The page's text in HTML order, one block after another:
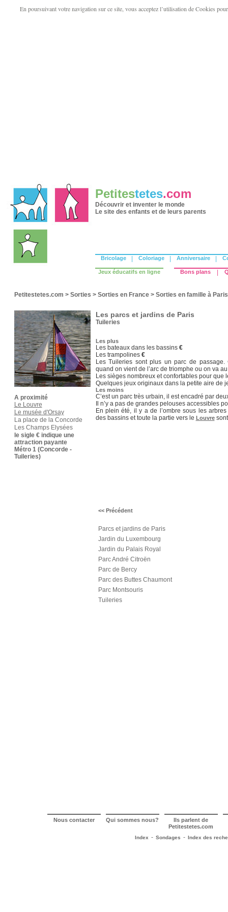
En poursuivant votre navigation sur ce site, vous acceptez l’utilisation de Cookies
Petitestetes.com
Découvrir et inventer le monde
Le site des enfants et de leurs parents
Bricolage Coloriage Anniversaire
Jeux éducatifs en ligne Bons plans
Petitestetes.com > Sorties > Sorties en France > Sorties en famille à
A proximité
Le Louvre
Le musée d'Orsay
La place de la Concorde
Les Champs Elysées
le sigle € indique une
attraction payante
Métro 1 (Concorde -
Tuileries)
Les parcs et jardins de Paris
Tuileries
Les plus
Les bateaux dans les bassins €
Les trampolines €
Les Tuileries sont plus un parc de passage.
quand on vient de l’arc de triomphe ou on va
Les sièges nombreux et confortables pour que
Quelques jeux originaux dans la petite aire de
Les moins
C’est un parc très urbain, il est encadré par
Il n’y a pas de grandes pelouses accessibles
En plein été, il y a de l’ombre sous les
des bassins et toute la partie vers le Louvresont
<< Précédent
Parcs et jardins de Paris
Jardin du Luxembourg
Jardin du Palais Royal
Parc André Citroën
Parc de Bercy
Parc des Buttes Chaumont
Parc Montsouris
Tuileries
Nous contacter Qui sommes nous? Ils parlent de
Petitestetes.com
Index - Sondages - Index des